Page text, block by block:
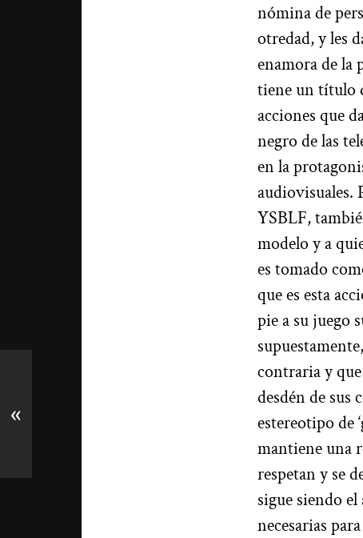
nómina de
otredad, y les
enamora de la
tiene un título
acciones que
negro de las
en la
audiovisuales.
YSBLF,
modelo y a
es tomado
que es esta
pie a su juego
contraria y
desdén de sus
estereotipo de
mantiene una
respetan y se
sigue siendo
necesarias
«